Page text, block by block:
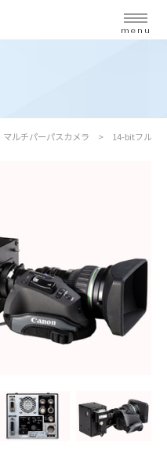
menu
マルチパーパスカメラ 14-bitフルデ